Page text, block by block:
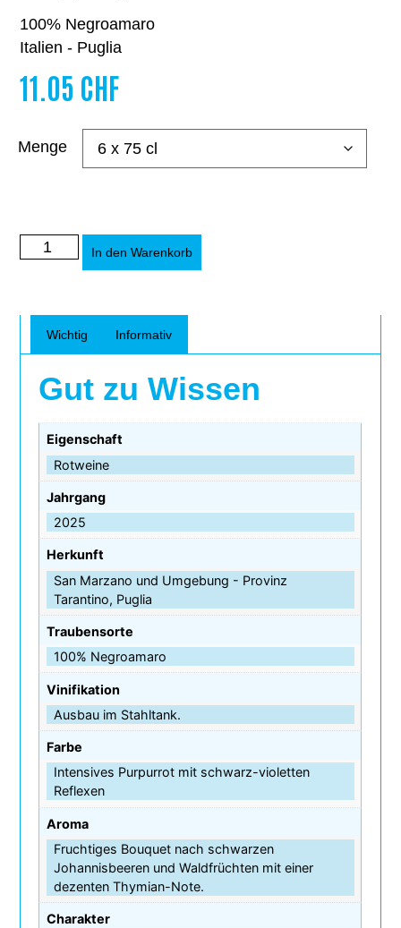
100% Negroamaro
Italien - Puglia
11.05 CHF
Menge
In den Warenkorb
Wichtig Informativ
Gut zu Wissen
Eigenschaft
Rotweine
Jahrgang
2025
Herkunft
San Marzano und Umgebung - Provinz
Tarantino, Puglia
Traubensorte
100% Negroamaro
Vinifikation
Ausbau im Stahltank.
Farbe
Intensives Purpurrot mit schwarz-violetten
Reflexen
Aroma
Fruchtiges Bouquet nach schwarzen
Johannisbeeren und Waldfrüchten mit einer
dezenten Thymian-Note.
Charakter